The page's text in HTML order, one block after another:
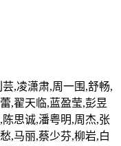
,凌潇肃,周一围,舒畅,
,翟天临,蓝盈莹,彭昱
思诚,潘粤明,周杰,张
,马丽,蔡少芬,柳岩,白